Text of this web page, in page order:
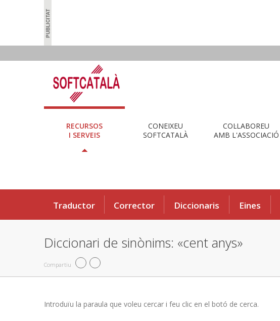
RECURSOS
I SERVEIS
CONEIXEU
SOFTCATALÀ
COL·LABOREU
AMB L'ASSOCIACIÓ
Traductor Corrector Diccionaris Eines
Diccionari de sinònims: «cent anys»
Compartiu
Introduïu la paraula que voleu cercar i feu clic en el botó de cerca.